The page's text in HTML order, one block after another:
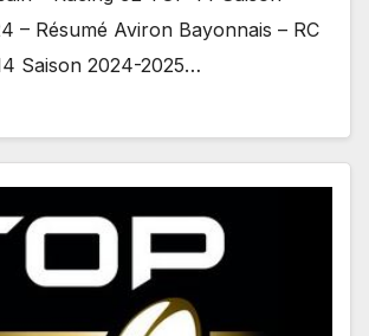
– Résumé Aviron Bayonnais – RC
Saison 2024-2025…